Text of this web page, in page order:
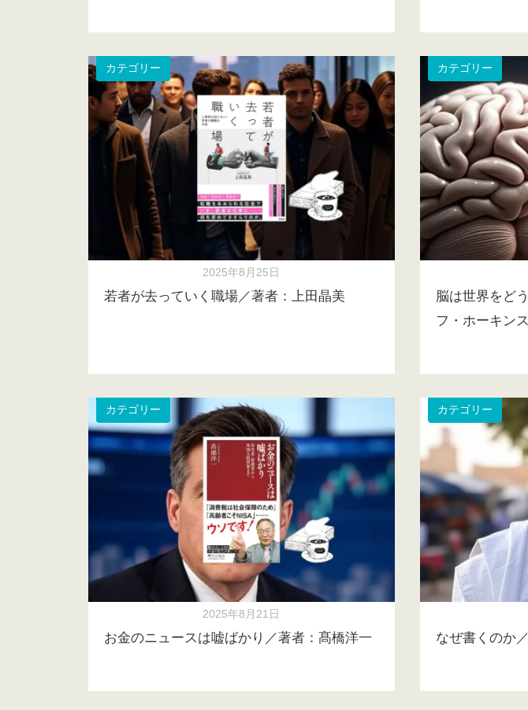
カテゴリー
2025年8月25日
若者が去っていく職場／著者：上田晶美
カテゴリー
脳は世界をど
フ・ホーキンス
カテゴリー
2025年8月21日
お金のニュースは嘘ばかり／著者：髙橋洋一
カテゴリー
なぜ書くのか